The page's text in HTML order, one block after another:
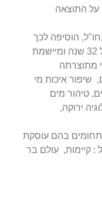
על התוצאה
הוסיפה לכך
ידע שנאסף מתוך נסיון מקצועי של מעל 32 שנה ומיישמת
מתוצרתה
שיפור איכות מי
טיהור מים
ירוקה,
בהם עוסקת
: קיימות, עולם בר